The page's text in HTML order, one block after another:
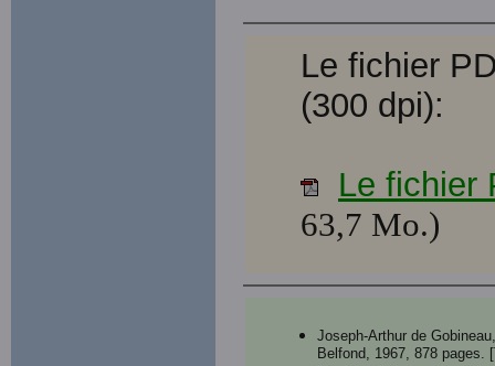
Le fichier
(300 dpi):
Le fichier
63,7 Mo.)
Joseph-Arthur de
Belfond, 1967, 878 pages.